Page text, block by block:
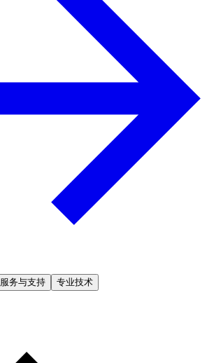
服务与支持 专业技术